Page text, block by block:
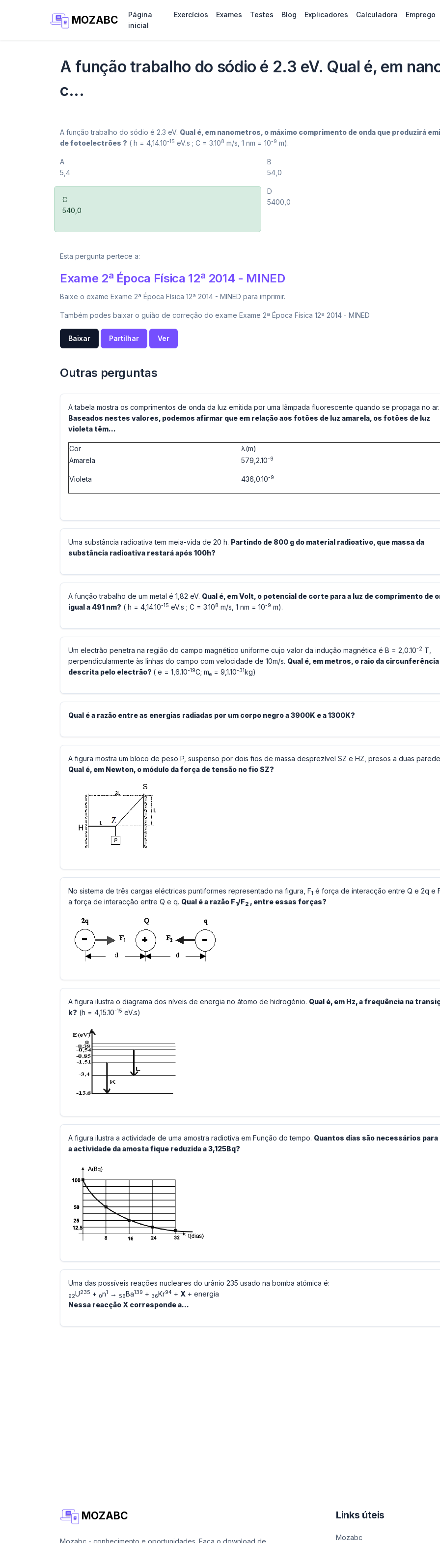
MOZABC
Página
inicial
Exercícios Exames Testes Blog Explicadores Calculadora Emprego
A função trabalho do sódio é 2.3 eV. Qual é, em
c...
A função trabalho do sódio é 2.3 eV. Qual é, em nanometros, o máximo comprimento de onda que produzirá
de fotoelectrões ? ( h = 4,14.10-15 eV.s ; C = 3.108 m/s, 1 nm = 10-9 m).
A
5,4
B
54,0
C
540,0
D
5400,0
Esta pergunta pertece a:
Exame 2ª Época Física 12ª 2014 - MINED
Baixe o exame Exame 2ª Época Física 12ª 2014 - MINED para imprimir.
Também podes baixar o guião de correção do exame Exame 2ª Época Física 12ª 2014 - MINED
Baixar Partilhar Ver
Outras perguntas
A tabela mostra os comprimentos de onda da luz emitida por uma lâmpada fluorescente quando se propaga no ar.
Baseados nestes valores, podemos afirmar que em relação aos fotões de luz amarela, os fotões de luz
violeta têm...
Cor
λ(m)
Amarela
Violeta
579,2.10-9
436,0.10-9
Uma substância radioativa tem meia-vida de 20 h. Partindo de 800 g do material radioativo, que massa da
substância radioativa restará após 100h?
A função trabalho de um metal é 1,82 eV. Qual é, em Volt, o potencial de corte para a luz de comprimento de
igual a 491 nm? ( h = 4,14.10-15 eV.s ; C = 3.108 m/s, 1 nm = 10-9 m).
Um electrão penetra na região do campo magnético uniforme cujo valor da indução magnética é B = 2,0.10-2 T,
perpendicularmente às linhas do campo com velocidade de 10m/s. Qual é, em metros, o raio da circunferência
descrita pelo electrão? ( e = 1,6.10-19C; me = 9,1.10-31kg)
Qual é a razão entre as energias radiadas por um corpo negro a 3900K e a 1300K?
A figura mostra um bloco de peso P, suspenso por dois fios de massa desprezível SZ e HZ, presos a duas
Qual é, em Newton, o módulo da força de tensão no fio SZ?
No sistema de três cargas eléctricas puntiformes representado na figura, F1 é força de interacção entre Q e 2q e
a força de interacção entre Q e q. Qual é a razão F1/F2 , entre essas forças?
A figura ilustra o diagrama dos níveis de energia no átomo de hidrogénio. Qual é, em Hz, a frequência na
k? (h = 4,15.10-15 eV.s)
A figura ilustra a actividade de uma amostra radiotiva em Função do tempo. Quantos dias são necessários para
a actividade da amosta fique reduzida a 3,125Bq?
Uma das possíveis reações nucleares do urânio 235 usado na bomba atómica é:
92U235 + 0n1 → 56Ba139 + 36Kr94 + X + energia
Nessa reacção X corresponde a...
MOZABC
Mozabc - conhecimento e oportunidades. Faça o download de
Links úteis
Mozabc